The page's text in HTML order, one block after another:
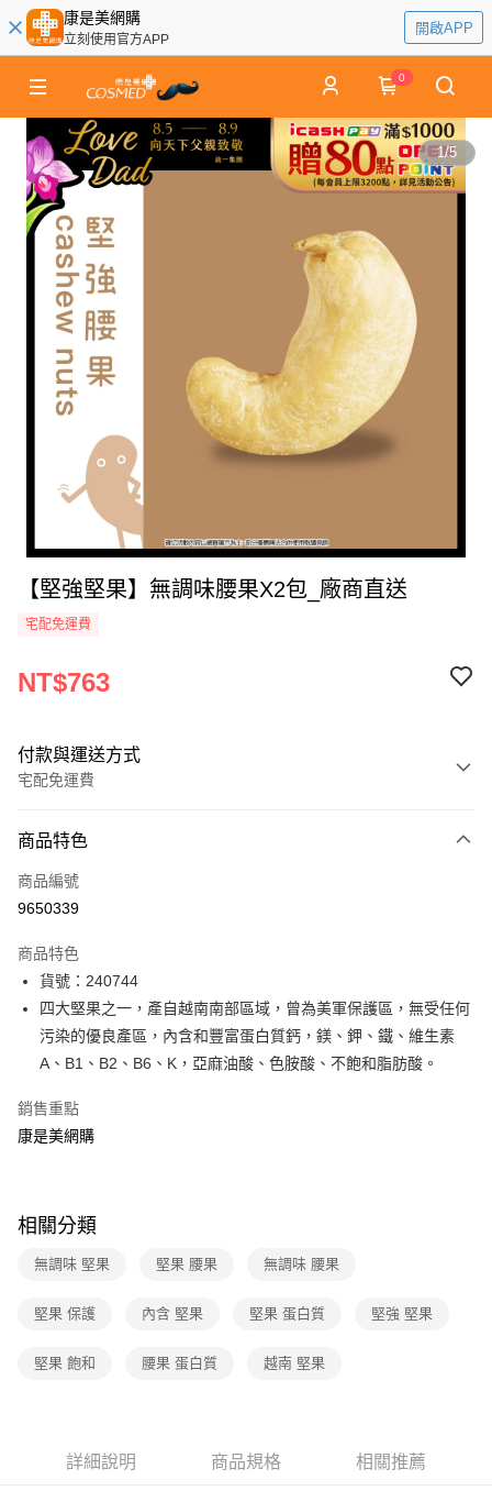
康是美網購
立刻使用官方APP
開啟APP
0
1/5
【堅強堅果】無調味腰果X2包_廠商直送
宅配免運費
NT$763
付款與運送方式
宅配免運費
icash Pay
信用卡一次付款
LINE Pay
Apple Pay
街口支付
悠遊付
Google Pay
廠商自送宅配免運
免運費
商品特色
商品編號
9650339
商品特色
貨號：240744
四大堅果之一，產自越南南部區域，曾為美軍保護區，無受任何
污染的優良產區，內含和豐富蛋白質鈣，鎂、鉀、鐵、維生素
A、B1、B2、B6、K，亞麻油酸、色胺酸、不飽和脂肪酸。
銷售重點
康是美網購
相關分類
無調味 堅果 堅果 腰果 無調味 腰果
堅果 保護 內含 堅果 堅果 蛋白質 堅強 堅果
堅果 飽和 腰果 蛋白質 越南 堅果
詳細說明 商品規格 相關推薦